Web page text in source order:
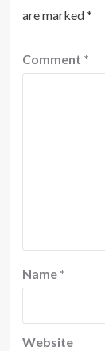
are marked*
Comment *
Name *
Website